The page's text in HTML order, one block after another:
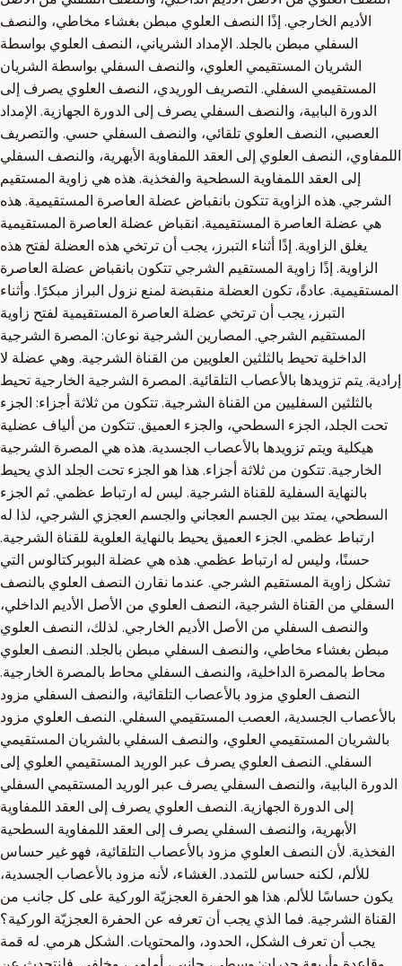
الأديم الخارجي. إذًا النصف العلوي مبطن بغشاء مخاطي، والنصف
السفلي مبطن بالجلد. الإمداد الشرياني، النصف العلوي بواسطة
الشريان المستقيمي العلوي، والنصف السفلي بواسطة الشريان
المستقيمي السفلي. التصريف الوريدي، النصف العلوي يصرف إلى
الدورة البابية، والنصف السفلي يصرف إلى الدورة الجهازية. الإمداد
العصبي، النصف العلوي تلقائي، والنصف السفلي حسي. والتصريف
اللمفاوي، النصف العلوي إلى العقد اللمفاوية الأبهرية، والنصف السفلي
إلى العقد اللمفاوية السطحية والفخذية. هذه هي زاوية المستقيم
الشرجي. هذه الزاوية تتكون بانقباض عضلة العاصرة المستقيمية. هذه
هي عضلة العاصرة المستقيمية. انقباض عضلة العاصرة المستقيمية
يغلق الزاوية. إذًا أثناء التبرز، يجب أن ترتخي هذه العضلة لفتح هذه
الزاوية. إذًا زاوية المستقيم الشرجي تتكون بانقباض عضلة العاصرة
المستقيمية. عادةً، تكون العضلة منقبضة لمنع نزول البراز مبكرًا. وأثناء
التبرز، يجب أن ترتخي عضلة العاصرة المستقيمية لفتح زاوية
المستقيم الشرجي. المصارين الشرجية نوعان: المصرة الشرجية
الداخلية تحيط بالثلثين العلويين من القناة الشرجية. وهي عضلة لا
إرادية. يتم تزويدها بالأعصاب التلقائية. المصرة الشرجية الخارجية تحيط
بالثلثين السفليين من القناة الشرجية. تتكون من ثلاثة أجزاء: الجزء
تحت الجلد، الجزء السطحي، والجزء العميق. تتكون من ألياف عضلية
هيكلية ويتم تزويدها بالأعصاب الجسدية. هذه هي المصرة الشرجية
الخارجية. تتكون من ثلاثة أجزاء. هذا هو الجزء تحت الجلد الذي يحيط
بالنهاية السفلية للقناة الشرجية. ليس له ارتباط عظمي. ثم الجزء
السطحي، يمتد بين الجسم العجاني والجسم العجزي الشرجي، لذا له
ارتباط عظمي. الجزء العميق يحيط بالنهاية العلوية للقناة الشرجية.
حسنًا، وليس له ارتباط عظمي. هذه هي عضلة البوبركتالوس التي
تشكل زاوية المستقيم الشرجي. عندما نقارن النصف العلوي بالنصف
السفلي من القناة الشرجية، النصف العلوي من الأصل الأديم الداخلي،
والنصف السفلي من الأصل الأديم الخارجي. لذلك، النصف العلوي
مبطن بغشاء مخاطي، والنصف السفلي مبطن بالجلد. النصف العلوي
محاط بالمصرة الداخلية، والنصف السفلي محاط بالمصرة الخارجية.
النصف العلوي مزود بالأعصاب التلقائية، والنصف السفلي مزود
بالأعصاب الجسدية، العصب المستقيمي السفلي. النصف العلوي مزود
بالشريان المستقيمي العلوي، والنصف السفلي بالشريان المستقيمي
السفلي. النصف العلوي يصرف عبر الوريد المستقيمي العلوي إلى
الدورة البابية، والنصف السفلي يصرف عبر الوريد المستقيمي السفلي
إلى الدورة الجهازية. النصف العلوي يصرف إلى العقد اللمفاوية
الأبهرية، والنصف السفلي يصرف إلى العقد اللمفاوية السطحية
الفخذية. لأن النصف العلوي مزود بالأعصاب التلقائية، فهو غير حساس
للألم، لكنه حساس للتمدد. الغشاء، لأنه مزود بالأعصاب الجسدية،
يكون حساسًا للألم. هذا هو الحفرة العجزيّة الوركية على كل جانب من
القناة الشرجية. فما الذي يجب أن تعرفه عن الحفرة العجزيّة الوركية؟
يجب أن تعرف الشكل، الحدود، والمحتويات. الشكل هرمي. له قمة